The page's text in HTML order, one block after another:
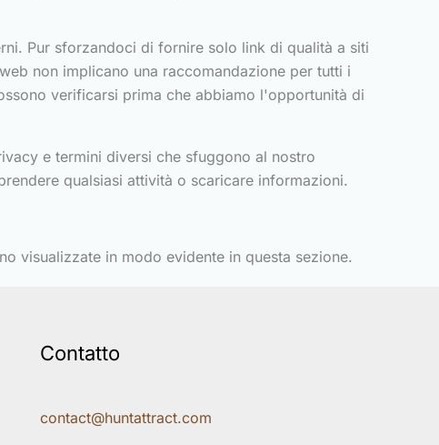
Pur sforzandoci di fornire solo link di qualità a siti
non implicano una raccomandazione per tutti i
verificarsi prima che abbiamo l'opportunità di
e termini diversi che sfuggono al nostro
qualsiasi attività o scaricare informazioni.
visualizzate in modo evidente in questa sezione.
Contatto
contact@huntattract.com